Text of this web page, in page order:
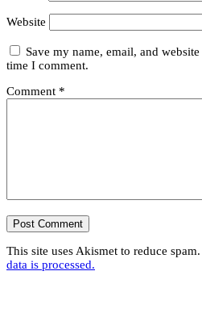
Website
Save my name, email, and
time I comment.
Comment *
This site uses Akismet to reduce spam.
data is processed.